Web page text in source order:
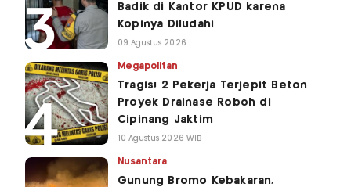
Badik di Kantor KPUD karena
Kopinya Diludahi
09 Agustus 2026
Megapolitan
Tragis! 2 Pekerja Terjepit Beton
Proyek Drainase Roboh di
Cipinang Jaktim
10 Agustus 2026 WIB
Nusantara
Gunung Bromo Kebakaran,